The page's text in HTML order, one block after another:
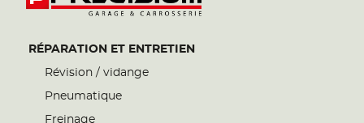
RÉPARATION ET ENTRETIEN
Révision / vidange
Pneumatique
Freinage